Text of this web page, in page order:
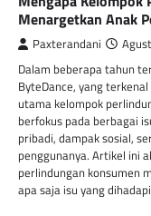
Menargetkan Anak
Paxterandani
Dalam beberapa tahun
ByteDance, yang
utama kelompok
berfokus pada berbagai
pribadi, dampak sosial,
penggunanya. Artikel ini
perlindungan konsumen
apa saja isu yang